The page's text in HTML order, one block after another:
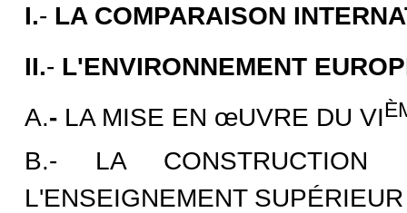
I.- LA COMPARAISON
II.- L'ENVIRONNEMENT
A.- LA MISE EN œUVRE DU VI
B.- LA CONSTRUCTION
L'ENSEIGNEMENT